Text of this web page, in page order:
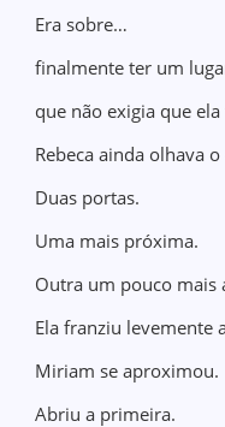
Era sobre…
finalmente ter um
que não exigia que
Rebeca ainda olhava
Duas portas.
Uma mais próxima.
Outra um pouco mais
Ela franziu levemente
Miriam se aproximou.
Abriu a primeira.